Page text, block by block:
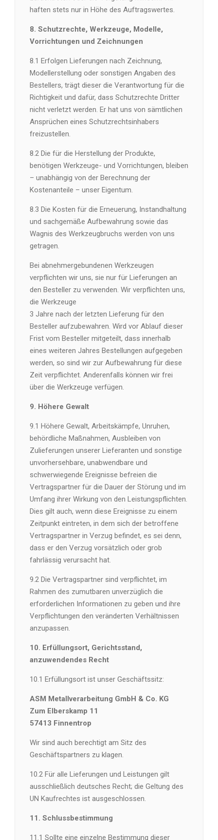
haften stets nur in Höhe des Auftragswertes.
8. Schutzrechte, Werkzeuge, Modelle,
Vorrichtungen und Zeichnungen
8.1 Erfolgen Lieferungen nach Zeichnung,
Modellerstellung oder sonstigen Angaben des
Bestellers, trägt dieser die Verantwortung für die
Richtigkeit und dafür, dass Schutzrechte Dritter
nicht verletzt werden. Er hat uns von sämtlichen
Ansprüchen eines Schutzrechtsinhabers
freizustellen.
8.2 Die für die Herstellung der Produkte,
benötigen Werkzeuge- und Vorrichtungen, bleiben
– unabhängig von der Berechnung der
Kostenanteile – unser Eigentum.
8.3 Die Kosten für die Erneuerung, Instandhaltung
und sachgemäße Aufbewahrung sowie das
Wagnis des Werkzeugbruchs werden von uns
getragen.
Bei abnehmergebundenen Werkzeugen
verpflichten wir uns, sie nur für Lieferungen an
den Besteller zu verwenden. Wir verpflichten uns,
die Werkzeuge
3 Jahre nach der letzten Lieferung für den
Besteller aufzubewahren. Wird vor Ablauf dieser
Frist vom Besteller mitgeteilt, dass innerhalb
eines weiteren Jahres Bestellungen aufgegeben
werden, so sind wir zur Aufbewahrung für diese
Zeit verpflichtet. Anderenfalls können wir frei
über die Werkzeuge verfügen.
9. Höhere Gewalt
9.1 Höhere Gewalt, Arbeitskämpfe, Unruhen,
behördliche Maßnahmen, Ausbleiben von
Zulieferungen unserer Lieferanten und sonstige
unvorhersehbare, unabwendbare und
schwerwiegende Ereignisse befreien die
Vertragspartner für die Dauer der Störung und im
Umfang ihrer Wirkung von den Leistungspflichten.
Dies gilt auch, wenn diese Ereignisse zu einem
Zeitpunkt eintreten, in dem sich der betroffene
Vertragspartner in Verzug befindet, es sei denn,
dass er den Verzug vorsätzlich oder grob
fahrlässig verursacht hat.
9.2 Die Vertragspartner sind verpflichtet, im
Rahmen des zumutbaren unverzüglich die
erforderlichen Informationen zu geben und ihre
Verpflichtungen den veränderten Verhältnissen
anzupassen.
10. Erfüllungsort, Gerichtsstand,
anzuwendendes Recht
10.1 Erfüllungsort ist unser Geschäftssitz:
ASM Metallverarbeitung GmbH & Co. KG
Zum Elberskamp 11
57413 Finnentrop
Wir sind auch berechtigt am Sitz des
Geschäftspartners zu klagen.
10.2 Für alle Lieferungen und Leistungen gilt
ausschließlich deutsches Recht; die Geltung des
UN Kaufrechtes ist ausgeschlossen.
11. Schlussbestimmung
11.1 Sollte eine einzelne Bestimmung dieser